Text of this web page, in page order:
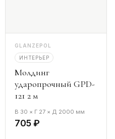
GLANZEPOL
ИНТЕРЬЕР
Молдинг
ударопрочный GPD-
121 2 м
В 30 × Г 27 × Д 2000 мм
705 ₽